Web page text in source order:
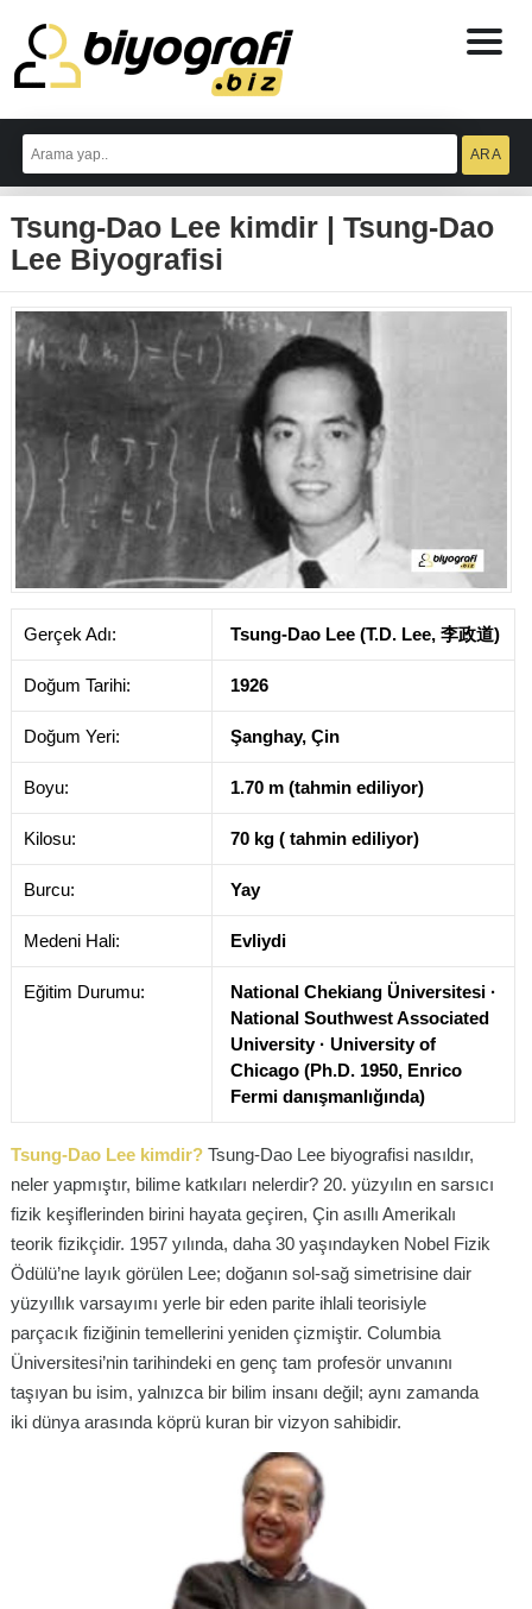
Tsung-Dao Lee kimdir | Tsung-Dao
Lee Biyografisi
Gerçek Adı: Tsung-Dao Lee (T.D. Lee, 李政道)
Doğum Tarihi: 1926
Doğum Yeri: Şanghay, Çin
Boyu: 1.70 m (tahmin ediliyor)
Kilosu: 70 kg ( tahmin ediliyor)
Burcu: Yay
Medeni Hali: Evliydi
Eğitim Durumu:
National Chekiang Üniversitesi ·
National Southwest Associated
University · University of
Chicago (Ph.D. 1950, Enrico
Fermi danışmanlığında)
Tsung-Dao Lee kimdir? Tsung-Dao Lee biyografisi nasıldır,
neler yapmıştır, bilime katkıları nelerdir? 20. yüzyılın en sarsıcı
fizik keşiflerinden birini hayata geçiren, Çin asıllı Amerikalı
teorik fizikçidir. 1957 yılında, daha 30 yaşındayken Nobel Fizik
Ödülü’ne layık görülen Lee; doğanın sol-sağ simetrisine dair
yüzyıllık varsayımı yerle bir eden parite ihlali teorisiyle
parçacık fiziğinin temellerini yeniden çizmiştir. Columbia
Üniversitesi’nin tarihindeki en genç tam profesör unvanını
taşıyan bu isim, yalnızca bir bilim insanı değil; aynı zamanda
iki dünya arasında köprü kuran bir vizyon sahibidir.
ataşehir
escort
bodrum
escort
izmit
escort
escort
antalya
antalya
escort